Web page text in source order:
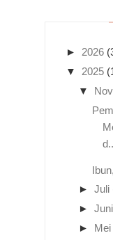
► 2026
▼
2025
▼
► Juli
► Juni
► Mei